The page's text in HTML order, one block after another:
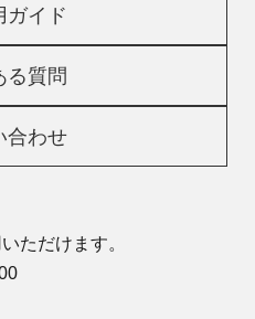
ガイド
る質問
合わせ
ただけます。